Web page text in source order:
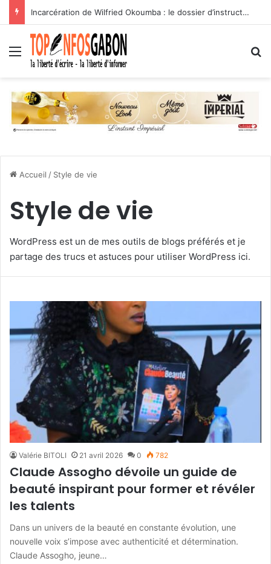
Incarcération de Wilfried Okoumba : le dossier d’instruction en balade sur les réseaux sociaux
Menu
Business
21 avril 2026
Claude Assogho dévoile un guide de
Style de vie
13 février 2026
Style de vie
Style de vie
Style de vie
13 février 2026
Accueil / Style de vie
Style de vie
WordPress est un de mes outils de blogs préférés et je
partage des trucs et astuces pour utiliser WordPress ici.
Valérie BITOLI 21 avril 2026 0 782
Claude Assogho dévoile un guide de
beauté inspirant pour former et révéler
les talents
Dans un univers de la beauté en constante évolution, une
nouvelle voix s’impose avec authenticité et détermination.
Claude Assogho, jeune…